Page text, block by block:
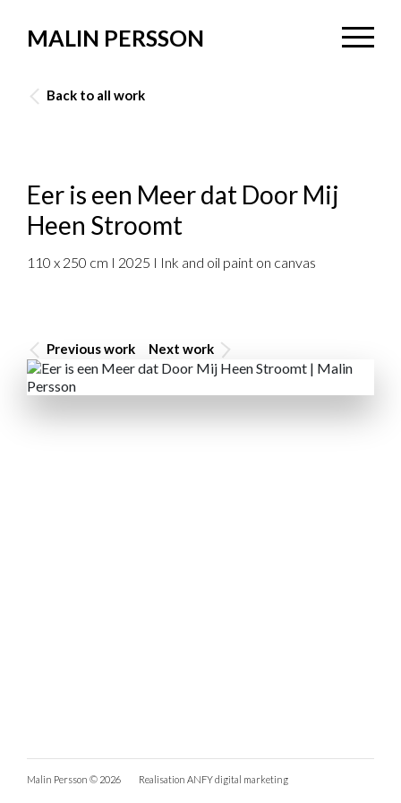
MALIN PERSSON
Back to all work
Eer is een Meer dat Door Mij
Heen Stroomt
110 x 250 cm I 2025 I Ink and oil paint on canvas
Previous work Next work
Malin Persson © 2026 Realisation ANFY digital marketing